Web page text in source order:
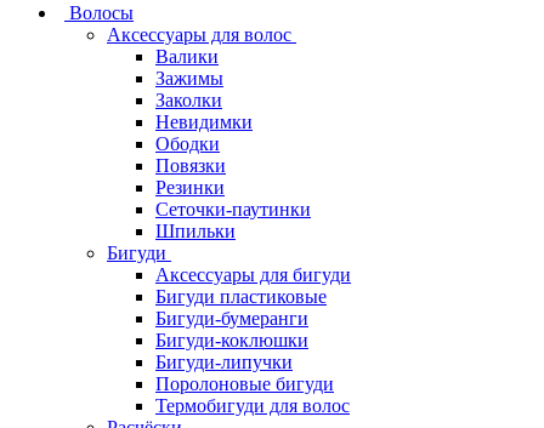
Волосы
Аксессуары для волос
Валики
Зажимы
Заколки
Невидимки
Ободки
Повязки
Резинки
Сеточки-паутинки
Шпильки
Бигуди
Аксессуары для бигуди
Бигуди пластиковые
Бигуди-бумеранги
Бигуди-коклюшки
Бигуди-липучки
Поролоновые бигуди
Термобигуди для волос